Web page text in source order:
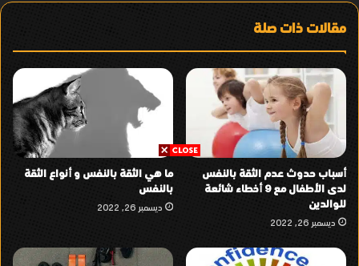
مقالات ذات صلة
أسباب حدوث عدم الثقة بالنفس
لدى الأطفال مع 9 أخطاء شائعة
للوالدين
ديسمبر 26, 2022
ما هي الثقة بالنفس و أنواع الثقة
بالنفس
ديسمبر 26, 2022